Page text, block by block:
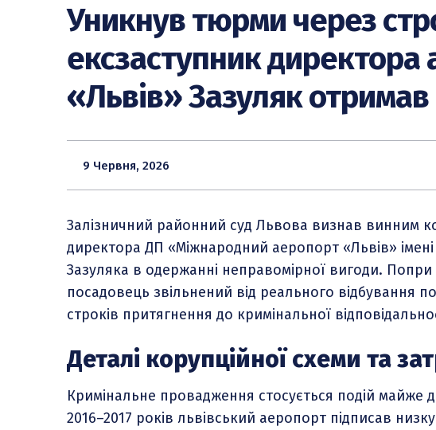
Уникнув тюрми через
ексзаступник директора
«Львів» Зазуляк
9 Червня, 2026
Залізничний районний суд Львова визнав винним
директора ДП «Міжнародний аеропорт «Львів»
Зазуляка в одержанні неправомірної вигоди.
посадовець звільнений від реального відбування
строків притягнення до кримінальної
Деталі корупційної схеми та
Кримінальне провадження стосується подій майже
2016–2017 років львівський аеропорт підписав